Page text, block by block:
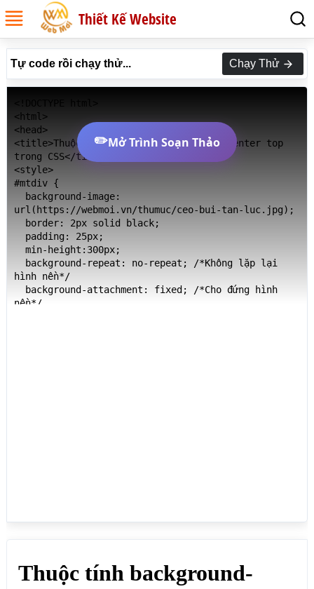
Thiết Kế Website
Tự code rồi chạy thử... Chạy Thử
<html>
<head>
<title>Thuộc tính background-position center top
trong CSS</title>
<style>
#mtdiv {
url(https://webmoi.vn/thumuc/ceo-bui-tan-luc.jpg);
hình nền*/
nền*/
giữa trên của phần tử HTML (Nếu hình nền nhỏ):</p>
</div>
✏️Mở Trình Soạn Thảo